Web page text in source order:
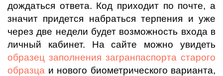
дождаться ответа. Код приходит по почте, а
значит придется набраться терпения и уже
через две недели будет возможность входа в
личный кабинет. На сайте можно увидеть
образец заполнения загранпаспорта старого
образца и нового биометрического варианта,